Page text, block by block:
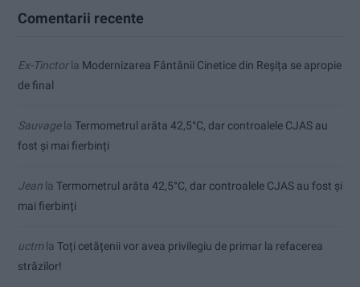
Comentarii recente
Ex-Tinctorla Modernizarea Fântânii Cinetice din Reșița se apropie
de final
Sauvagela Termometrul arăta 42,5°C, dar controalele CJAS au
fost și mai fierbinți
Jean la Termometrul arăta 42,5°C, dar controalele CJAS au fost și
mai fierbinți
uctmla Toți cetățenii vor avea privilegiu de primar la refacerea
străzilor!